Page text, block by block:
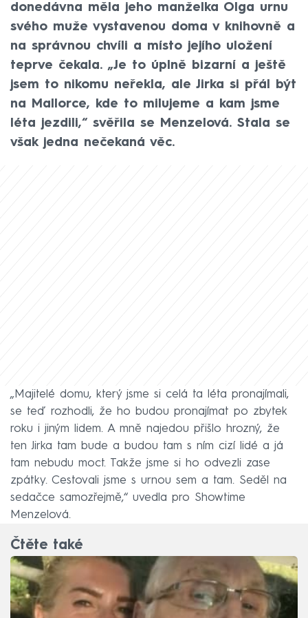
donedávna měla jeho manželka Olga urnu
svého muže vystavenou doma v knihovně a
na správnou chvíli a místo jejího uložení
teprve čekala. „Je to úplně bizarní a ještě
jsem to nikomu neřekla, ale Jirka si přál být
na Mallorce, kde to milujeme a kam jsme
léta jezdili,“ svěřila se Menzelová. Stala se
však jedna nečekaná věc.
„Majitelé domu, který jsme si celá ta léta pronajímali,
se teď rozhodli, že ho budou pronajímat po zbytek
roku i jiným lidem. A mně najedou přišlo hrozný, že
ten Jirka tam bude a budou tam s ním cizí lidé a já
tam nebudu moct. Takže jsme si ho odvezli zase
zpátky. Cestovali jsme s urnou sem a tam. Seděl na
sedačce samozřejmě,“ uvedla pro Showtime
Menzelová.
Čtěte také